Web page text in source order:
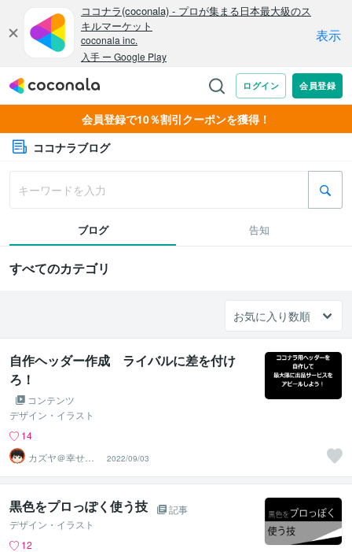
会員登録で10％割引クーポンを獲得！
ココナラブログ
ブログ 告知
すべてのカテゴリ
自作ヘッダー作成 ライバルに差を付け
ろ！
コンテンツ
デザイン・イラスト
14
カズヤ＠幸せア
ドバイザー
2022/09/03
黒色をプロっぽく使う技
記事
デザイン・イラスト
12